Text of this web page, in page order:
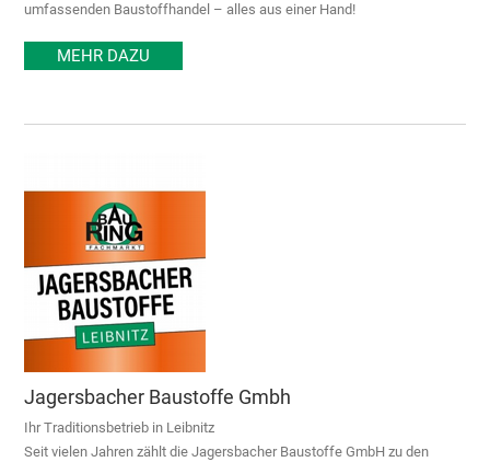
umfassenden Baustoffhandel – alles aus einer Hand!
MEHR DAZU
Jagersbacher Baustoffe Gmbh
Ihr Traditionsbetrieb in Leibnitz
Seit vielen Jahren zählt die Jagersbacher Baustoffe GmbH zu den